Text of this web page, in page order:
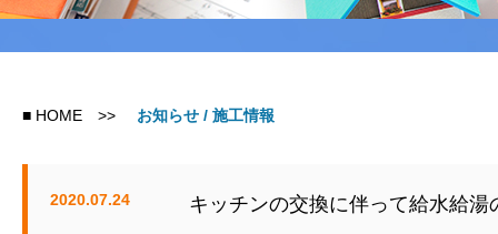
■ HOME >> お知らせ / 施工情報
2020.07.24 キッチンの交換に伴って給水給湯